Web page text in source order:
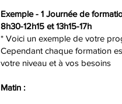
Exemple - 1 Journée de
8h30-12h15 et 13h15-17h
* Voici un exemple de votre
Cependant chaque formation
votre niveau et à vos besoins
Matin :